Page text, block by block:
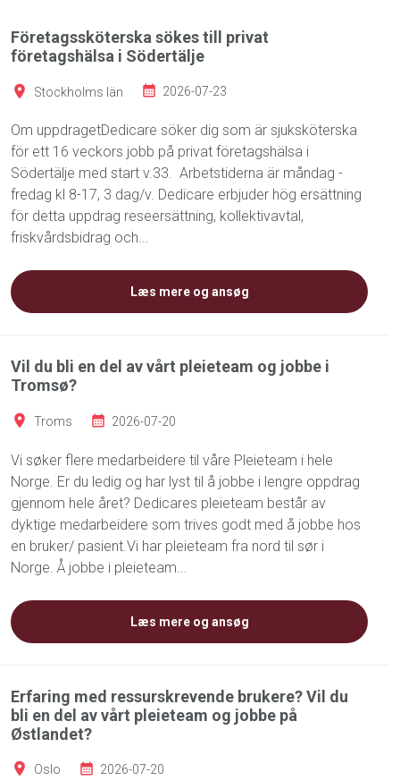
Företagssköterska sökes till privat
företagshälsa i Södertälje
Stockholms län 2026-07-23
Om uppdragetDedicare söker dig som är sjuksköterska
för ett 16 veckors jobb på privat företagshälsa i
Södertälje med start v.33. Arbetstiderna är måndag -
fredag kl 8-17, 3 dag/v. Dedicare erbjuder hög ersättning
för detta uppdrag reseersättning, kollektivavtal,
friskvårdsbidrag och...
Læs mere og ansøg
Vil du bli en del av vårt pleieteam og jobbe i
Tromsø?
Troms 2026-07-20
Vi søker flere medarbeidere til våre Pleieteam i hele
Norge. Er du ledig og har lyst til å jobbe i lengre oppdrag
gjennom hele året? Dedicares pleieteam består av
dyktige medarbeidere som trives godt med å jobbe hos
en bruker/ pasient.Vi har pleieteam fra nord til sør i
Norge. Å jobbe i pleieteam...
Læs mere og ansøg
Erfaring med ressurskrevende brukere? Vil du
bli en del av vårt pleieteam og jobbe på
Østlandet?
Oslo 2026-07-20